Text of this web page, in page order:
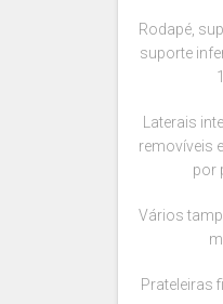
Rodapé,
suporte
Laterais
removíveis
por
Vários
Prateleiras